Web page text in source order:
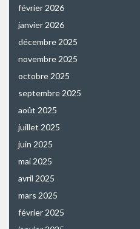
février 2026
janvier 2026
décembre 2025
novembre 2025
octobre 2025
septembre 2025
août 2025
juillet 2025
juin 2025
mai 2025
avril 2025
mars 2025
février 2025